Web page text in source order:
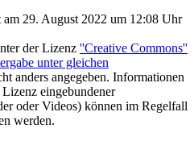
am 29. August 2022 um 12:08 Uhr
der Lizenz ''Creative Commons''
unter gleichen
anders angegeben. Informationen
eingebundener
oder Videos) können im Regelfall
werden.